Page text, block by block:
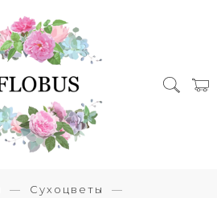
Сухоцветы